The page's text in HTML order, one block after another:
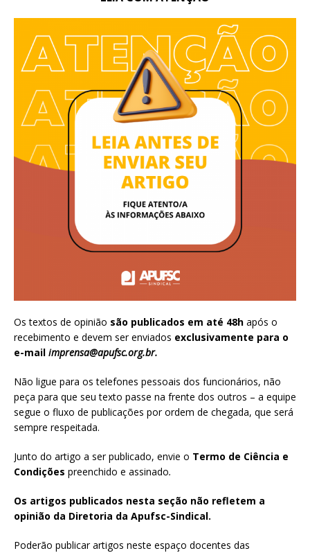
Os textos de opinião são publicados em até 48h após o
recebimento e devem ser enviados exclusivamente para o
e-mail imprensa@apufsc.org.br.
Não ligue para os telefones pessoais dos funcionários, não
peça para que seu texto passe na frente dos outros – a equipe
segue o fluxo de publicações por ordem de chegada, que será
sempre respeitada.
Junto do artigo a ser publicado, envie o Termo de Ciência e
Condições preenchido e assinado.
Os artigos publicados nesta seção não refletem a
opinião da Diretoria da Apufsc-Sindical.
Poderão publicar artigos neste espaço docentes das